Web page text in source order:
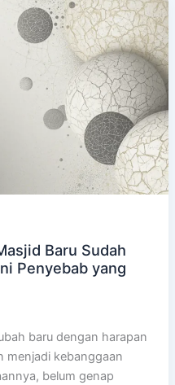
Baru Sudah
Penyebab yang
baru dengan harapan
menjadi kebanggaan
belum genap